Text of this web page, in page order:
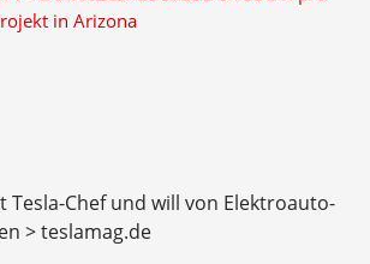
in Arizona
Tesla-Chef und will von Elektroauto-
> teslamag.de